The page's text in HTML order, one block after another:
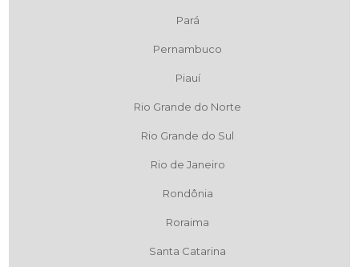
Pará
Pernambuco
Piauí
Rio Grande do Norte
Rio Grande do Sul
Rio de Janeiro
Rondônia
Roraima
Santa Catarina